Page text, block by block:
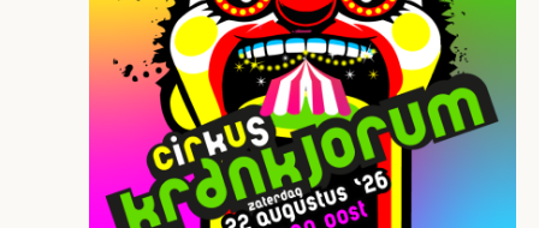
t
i
e